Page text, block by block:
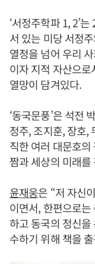
‘서정주학파 1, 2’
서 있는 미당 서정
열정을 넘어 우리
이자 지적 자산으로
열망이 담겨있다.
‘동국문풍’은 석전
정주, 조지훈, 장호,
직한 여러 대문호
짬과 세상의 미래
윤재웅은 “저 자신
이면서, 한편으로
하고 동국의 정신
수하기 위해 책을